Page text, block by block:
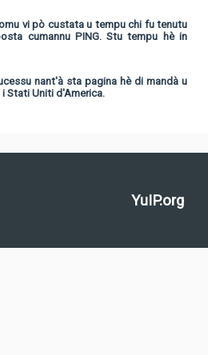
vi pò custata u tempu chi fu tenutu
cumannu PING. Stu tempu hè in
nant'à sta pagina hè di mandà u
i Stati Uniti d'America.
YuIP.org